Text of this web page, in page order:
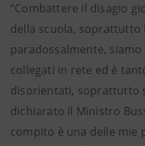
“Combattere il disagio
della scuola, soprattutto
paradossalmente,
collegati in rete ed è
disorientati, soprattutto
dichiarato il Ministro
compito è una delle